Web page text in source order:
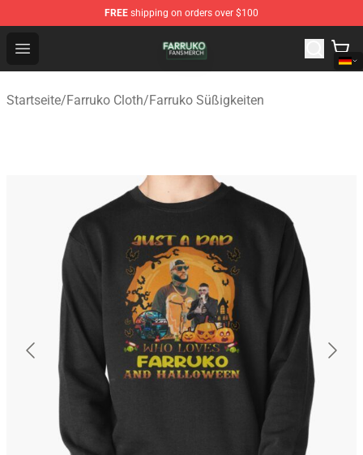
FREE shipping on orders over $100
Open menu
Farruko Shop - Official Farruko Merchandise Store
Startseite/Farruko Cloth/Farruko Süßigkeiten